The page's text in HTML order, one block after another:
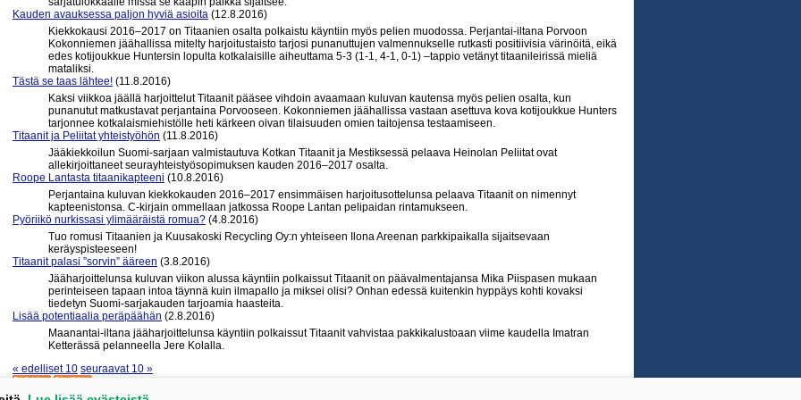
Kauden avauksessa paljon hyviä asioita (12.8.2016)
Kiekkokausi 2016–2017 on Titaanien osalta polkaistu käyntiin myös pelien muodossa. Perjantai-iltana Porvoon
Kokonniemen jäähallissa mitelty harjoitustaisto tarjosi punanuttujen valmennukselle rutkasti positiivisia värinöitä, eikä
edes kotijoukkue Huntersin lopulta kotkalaisille aiheuttama 5-3 (1-1, 4-1, 0-1) –tappio vetänyt titaanileirissä mieliä
mataliksi.
Tästä se taas lähtee! (11.8.2016)
Kaksi viikkoa jäällä harjoittelut Titaanit pääsee vihdoin avaamaan kuluvan kautensa myös pelien osalta, kun
punanutut matkustavat perjantaina Porvooseen. Kokonniemen jäähallissa vastaan asettuva kova kotijoukkue Hunters
tarjonnee kotkalaismiehistölle heti kärkeen oivan tilaisuuden omien taitojensa testaamiseen.
Titaanit ja Peliitat yhteistyöhön (11.8.2016)
Jääkiekkoilun Suomi-sarjaan valmistautuva Kotkan Titaanit ja Mestiksessä pelaava Heinolan Peliitat ovat
allekirjoittaneet seurayhteistyösopimuksen kauden 2016–2017 osalta.
Roope Lantasta titaanikapteeni (10.8.2016)
Perjantaina kuluvan kiekkokauden 2016–2017 ensimmäisen harjoitusottelunsa pelaava Titaanit on nimennyt
kapteenistonsa. C-kirjain ommellaan jatkossa Roope Lantan pelipaidan rintamukseen.
Pyöriikö nurkissasi ylimääräistä romua? (4.8.2016)
Tuo romusi Titaanien ja Kuusakoski Recycling Oy:n yhteiseen Ilona Areenan parkkipaikalla sijaitsevaan
keräyspisteeseen!
Titaanit palasi ”sorvin” ääreen (3.8.2016)
Jääharjoittelunsa kuluvan viikon alussa käyntiin polkaissut Titaanit on päävalmentajansa Mika Piispasen mukaan
perinteiseen tapaan intoa täynnä kuin ilmapallo ja miksei olisi? Onhan edessä kuitenkin hyppäys kohti kovaksi
tiedetyn Suomi-sarjakauden tarjoamia haasteita.
Lisää potentiaalia peräpäähän (2.8.2016)
Maanantai-iltana jääharjoittelunsa käyntiin polkaissut Titaanit vahvistaa pakkikalustoaan viime kaudella Imatran
Ketterässä pelanneella Jere Kolalla.
« edelliset 10 seuraavat 10 »